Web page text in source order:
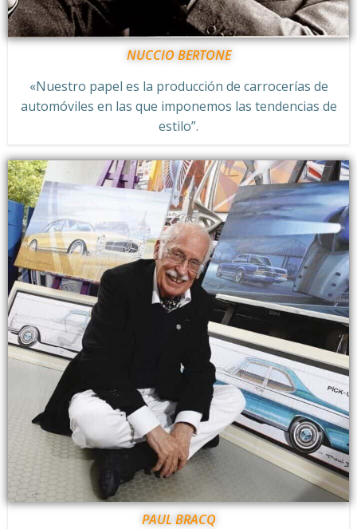
NUCCIO BERTONE
«Nuestro papel es la producción de carrocerías de
automóviles en las que imponemos las tendencias de
estilo”.
PAUL BRACQ